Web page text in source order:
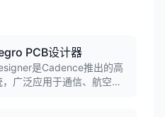
PCB设计器
是Cadence推出的高
广泛应用于通信、航空航